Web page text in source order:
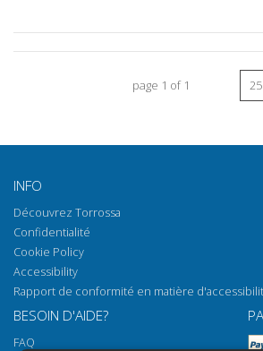
page 1 of 1
INFO
Découvrez Torrossa
Confidentialité
Cookie Policy
Accessibility
Rapport de conformité en matière
BESOIN D'AIDE?
FAQ